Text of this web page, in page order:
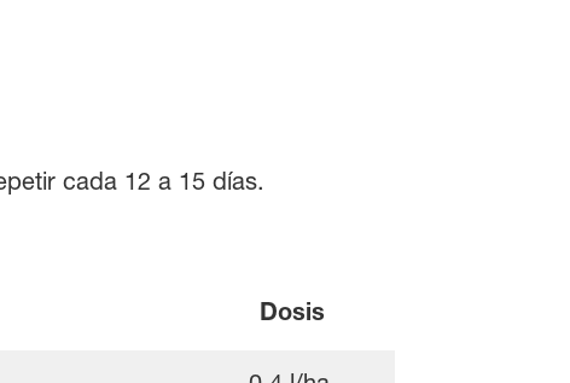
cada 12 a 15 días.
Dosis